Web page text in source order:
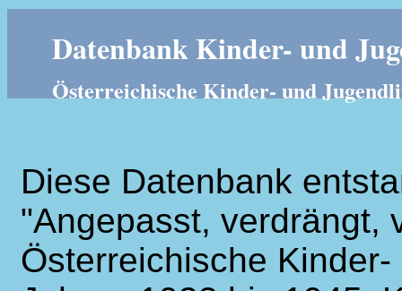
Datenbank Kinder- und
Österreichische Kinder- und
Diese Datenbank
"Angepasst, verdrängt,
Österreichische